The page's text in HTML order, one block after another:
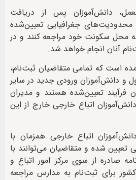
دانش‌آموزان پس از دریافت
محدودیت‌های جغرافیایی تعیین‌شده
محل سکونت خود مراجعه کنند و در
آنان انجام خواهد شد.
است که تمامی متقاضیان ثبت‌نام،
و دانش‌آموزان ورودی جدید در سایر
فرآیند تعیین‌شده هستند و مدیران
اتباع خارجی خارج از این
اتباع خارجی همزمان با
تعیین شده و متقاضیان می‌توانند با
صادره از سوی مرکز امور اتباع و
برای ثبت‌نام به مدارس مراجعه